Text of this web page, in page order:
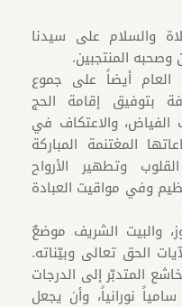
والسلام علی سیدنا
وصحبه المنتجبین.
أیضاً على جموع
بتوفیق إقامة الحج
الفیاض، والاعتكاف في
المغتنمة المبارکة
وتطهیر الأرواح
وفي مواقیت العبادة
والبیت الشریف موضعٌ
الحق تعالى وبیّناته.
المتدبّر إلى الدرجات
نورانیاً، وأن يجعل